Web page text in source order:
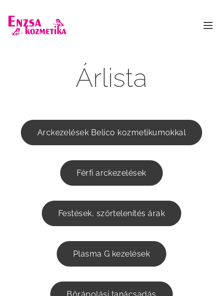
Árlista
Arckezelések Belico kozmetikumokkal
Férfi arckezelések
Festések, szőrtelenítés árak
Plasma G kezelések